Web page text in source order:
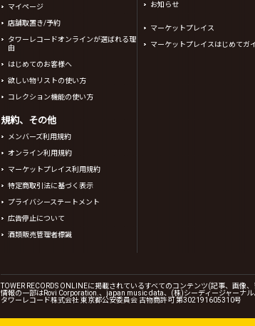
マイページ
店舗取置き/予約
タワーレコードオンラインが選ばれる理
由
はじめてのお客様へ
欲しい物リストの使い方
コレクション機能の使い方
規約、その他
メンバーズ利用規約
オンライン利用規約
マーケットプレイス利用規約
特定商取引法に基づく表示
プライバシーステートメント
広告停止について
酒類販売管理者標識
お知らせ
マーケットプレイス
マーケットプレイスはじめてガ
TOWER RECORDS ONLINEに掲載されているすべてのコンテンツ(記事、画
情報の一部はRovi Corporation.、japan music data、(株)シーディージャーナル
タワーレコード株式会社 東京都公安委員会 古物商許可 第302191605310号